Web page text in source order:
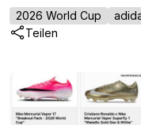
2026 World Cup
Teilen